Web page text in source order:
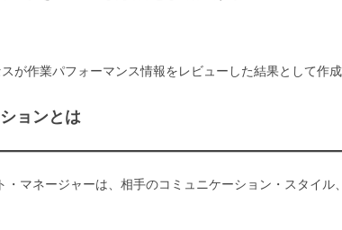
が作業パフォーマンス情報をレビューした結果として作
ョンとは
マネージャーは、相手のコミュニケーション・スタイ